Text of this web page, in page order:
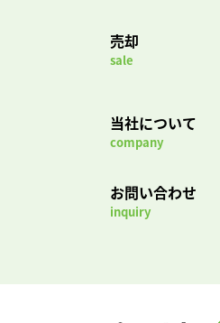
売却
sale
当社について
company
お問い合わせ
inquiry